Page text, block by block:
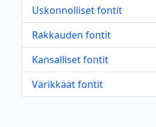
Uskonnolliset fontit
Rakkauden fontit
Kansalliset fontit
Värikkäät fontit